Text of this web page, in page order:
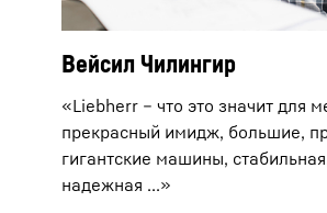
Вейсил Чилингир
«Liebherr – что это значит для
прекрасный имидж, большие,
гигантские машины,
надежная ...»